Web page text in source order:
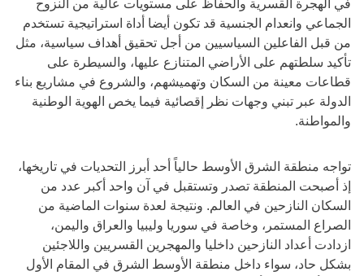
في الهجرة القسرية والحفاظ على مستويات عالية من النزوح
الجماعي وانعدام الجنسية قد تكون أيضا أداة استراتيجية تستخدم
من قبل الفاعلين السياسيين من أجل تحقيق أهداف سياسية، مثل
تأكيد سلطتهم على الأراضي المتنازع عليها، والسيطرة على
قطاعات معينة من السكان وتهميشهم، والشروع في مشاريع بناء
الدولة عبر تبني وجهات نظر إقصائية فيما يخص الهوية الوطنية
والمواطنة.
تواجه منطقة الشرق الأوسط حالياً أحد أبرز التحديات في تاريخها،
إذ أصبحت المنطقة تصدر وتستقبل في آن واحد أكبر عدد من
السكان النازحين في العالم. ونتيجة لعدة سنوات الماضية من
الصراع المستمر، وخاصة في سوريا وليبيا والعراق واليمن،
ازدادت أعداد النازحين داخليا والمهجرين القسريين واللاجئين
بشكل حاد، سواء داخل منطقة الأوسط الشرق في المقام الأول